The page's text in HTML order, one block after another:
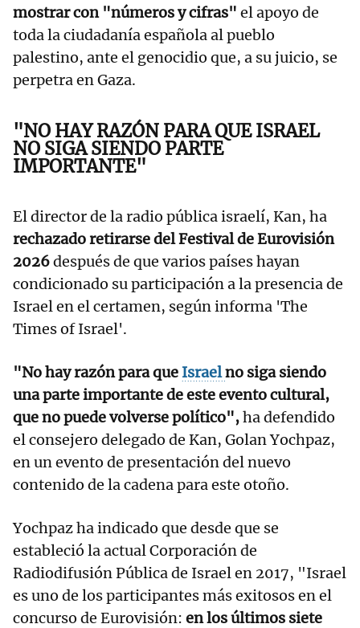
mostrar con "números y cifras" el apoyo de
toda la ciudadanía española al pueblo
palestino, ante el genocidio que, a su juicio, se
perpetra en Gaza.
"NO HAY RAZÓN PARA QUE ISRAEL
NO SIGA SIENDO PARTE
IMPORTANTE"
El director de la radio pública israelí, Kan, ha
rechazado retirarse del Festival de Eurovisión
2026después de que varios países hayan
condicionado su participación a la presencia de
Israel en el certamen, según informa 'The
Times of Israel'.
"No hay razón para que Israelno siga siendo
una parte importante de este evento cultural,
que no puede volverse político",ha defendido
el consejero delegado de Kan, Golan Yochpaz,
en un evento de presentación del nuevo
contenido de la cadena para este otoño.
Yochpaz ha indicado que desde que se
estableció la actual Corporación de
Radiodifusión Pública de Israel en 2017, "Israel
es uno de los participantes más exitosos en el
concurso de Eurovisión: en los últimos siete